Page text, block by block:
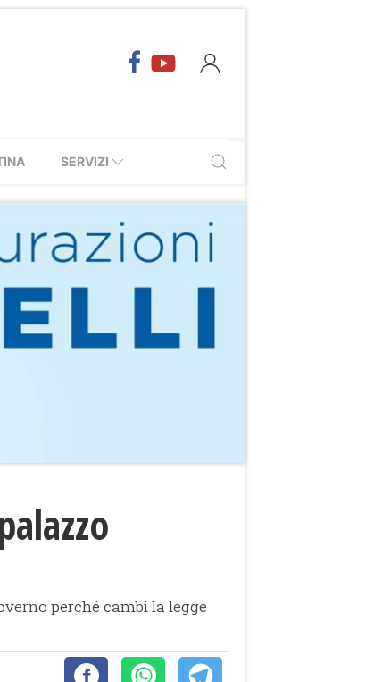
SERVIZI
perché cambi la legge